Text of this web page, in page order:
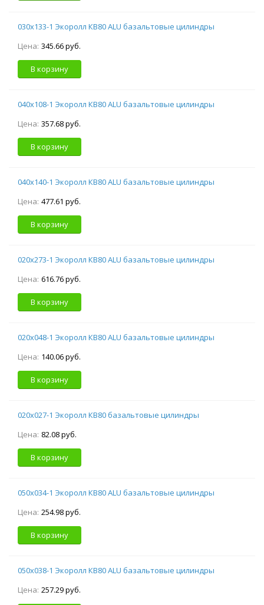
030х133-1 Экоролл КВ80 ALU базальтовые цилиндры
Цена: 345.66 руб.
В корзину
040х108-1 Экоролл КВ80 ALU базальтовые цилиндры
Цена: 357.68 руб.
В корзину
040х140-1 Экоролл КВ80 ALU базальтовые цилиндры
Цена: 477.61 руб.
В корзину
020х273-1 Экоролл КВ80 ALU базальтовые цилиндры
Цена: 616.76 руб.
В корзину
020х048-1 Экоролл КВ80 ALU базальтовые цилиндры
Цена: 140.06 руб.
В корзину
020х027-1 Экоролл КВ80 базальтовые цилиндры
Цена: 82.08 руб.
В корзину
050х034-1 Экоролл КВ80 ALU базальтовые цилиндры
Цена: 254.98 руб.
В корзину
050х038-1 Экоролл КВ80 ALU базальтовые цилиндры
Цена: 257.29 руб.